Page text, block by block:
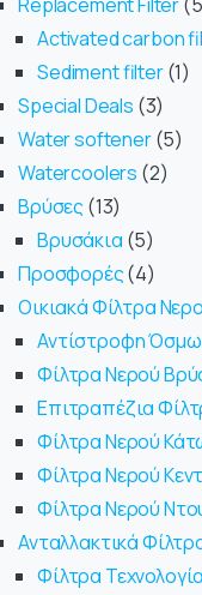
Activated carbon
Sediment filter 1
Special Deals 3
Water softener 5
Watercoolers 2
Βρύσες 13
Βρυσάκια 5
Προσφορές 4
Οικιακά Φίλτρα
Αντίστροφη
Φίλτρα Νερού
Επιτραπέζια
Φίλτρα Νερού
Φίλτρα Νερού
Φίλτρα Νερού
Ανταλλακτικά
Φίλτρα